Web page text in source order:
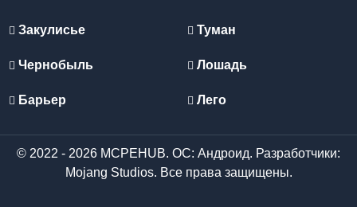
Закулисье
Чернобыль
Барьер
Туман
Лошадь
Лего
© 2022 - 2026 MCPEHUB. ОС: Андроид. Разработчики:
Mojang Studios. Все права защищены.